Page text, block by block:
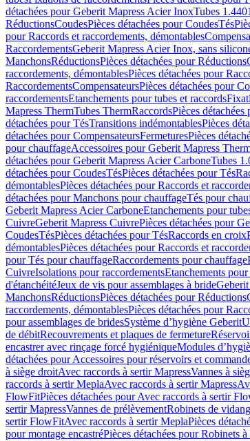
détachées pour Geberit Mapress Acier InoxTubes
RéductionsCoudesPièces détachées pour CoudesTés
pour Raccords et raccordements, démontables
RaccordementsGeberit Mapress Acier Inox, sans
ManchonsRéductionsPièces détachées pour Réductions
raccordements, démontablesPièces détachées pour
RaccordementsCompensateursPièces détachées pour
raccordementsEtanchements pour tubes et raccords
Mapress ThermTubes ThermRaccordsPièces détachées
détachées pour TésTransitions indémontablesPièces
détachées pour CompensateursFermeturesPièces
pour chauffageAccessoires pour Geberit Mapress
détachées pour Geberit Mapress Acier CarboneTubes
détachées pour CoudesTésPièces détachées pour Tés
démontablesPièces détachées pour Raccords et
détachées pour Manchons pour chauffageTés pour
Geberit Mapress Acier CarboneEtanchements pour
CuivreGeberit Mapress CuivrePièces détachées pour
CoudesTésPièces détachées pour TésRaccords en croix
démontablesPièces détachées pour Raccords et
pour Tés pour chauffageRaccordements pour chauffage
CuivreIsolations pour raccordementsEtanchements
d'étanchéitéJeux de vis pour assemblages à bride
ManchonsRéductionsPièces détachées pour Réductions
raccordements, démontablesPièces détachées pour
pour assemblages de bridesSystème d’hygiène Geberit
de débitRecouvrements et plaques de fermeture
encastrer avec rinçage forcé hygiéniqueModules
détachées pour Accessoires pour réservoirs et
à siège droitAvec raccords à sertir MapressVannes à
raccords à sertir MeplaAvec raccords à sertir Mapress
FlowFitPièces détachées pour Avec raccords à sertir
sertir MapressVannes de prélèvementRobinets de
sertir FlowFitAvec raccords à sertir MeplaPièces
pour montage encastréPièces détachées pour Robinets